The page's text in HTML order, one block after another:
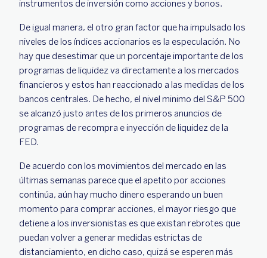
instrumentos de inversión como acciones y bonos.
De igual manera, el otro gran factor que ha impulsado los
niveles de los índices accionarios es la especulación. No
hay que desestimar que un porcentaje importante de los
programas de liquidez va directamente a los mercados
financieros y estos han reaccionado a las medidas de los
bancos centrales. De hecho, el nivel minimo del S&P 500
se alcanzó justo antes de los primeros anuncios de
programas de recompra e inyección de liquidez de la
FED.
De acuerdo con los movimientos del mercado en las
últimas semanas parece que el apetito por acciones
continúa, aún hay mucho dinero esperando un buen
momento para comprar acciones, el mayor riesgo que
detiene a los inversionistas es que existan rebrotes que
puedan volver a generar medidas estrictas de
distanciamiento, en dicho caso, quizá se esperen más